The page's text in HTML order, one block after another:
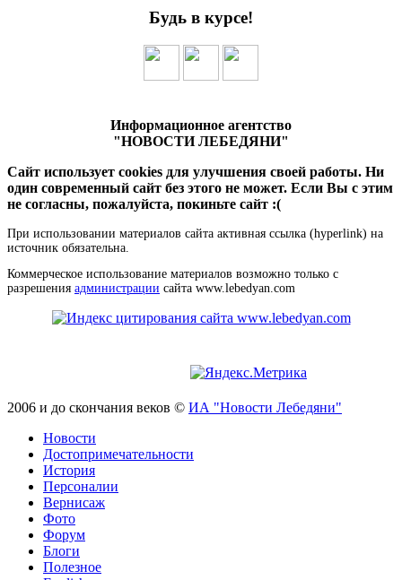
Будь в курсе!
Информационное агентство
"НОВОСТИ ЛЕБЕДЯНИ"
Сайт использует cookies для улучшения своей работы. Ни
один современный сайт без этого не может. Если Вы с этим
не согласны, пожалуйста, покиньте сайт :(
При использовании материалов сайта активная ссылка (hyperlink) на
источник обязательна.
Коммерческое использование материалов возможно только с
разрешения администрации сайта www.lebedyan.com
2006 и до скончания веков © ИА "Новости Лебедяни"
Новости
Достопримечательности
История
Персоналии
Вернисаж
Фото
Форум
Блоги
Полезное